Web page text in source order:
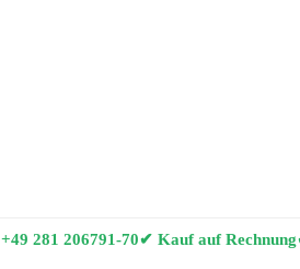
+49 281 206791-70✔ Kauf auf Rechnung